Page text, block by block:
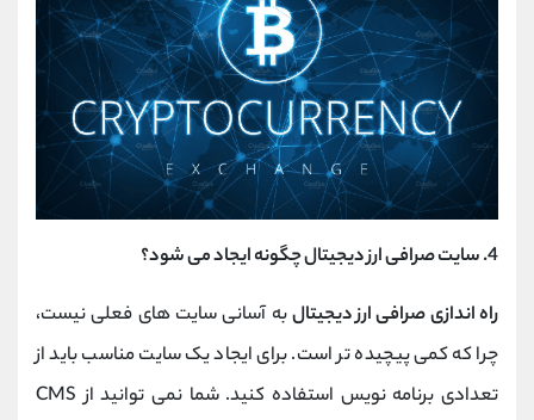
4. سایت صرافی ارز دیجیتال چگونه ایجاد می شود؟
راه اندازی صرافی ارز دیجیتالبه آسانی سایت های فعلی نیست،
چرا که کمی پیچیده تر است. برای ایجاد یک سایت مناسب باید از
تعدادی برنامه نویس استفاده کنید. شما نمی توانید از CMS